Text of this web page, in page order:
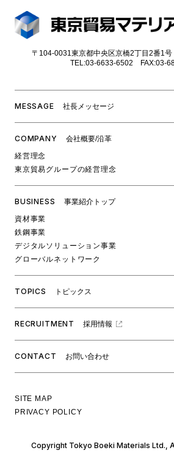
〒104-0031東京都中央区京橋2丁目2番1
TEL:03-6633-6502 FAX:03-
MESSAGE 社⻑メッセージ
COMPANY
会社概要/沿革
経営理念
東京貿易グループの経営理念
BUSINESS
事業紹介トップ
資材事業
鉄鋼事業
デジタルソリューション事業
グローバルネットワーク
TOPICS トピックス
RECRUITMENT 採用情報
CONTACT お問い合わせ
SITE MAP
PRIVACY POLICY
Copyright Tokyo Boeki Materials Ltd.,